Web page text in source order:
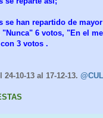
se han repartido de
6 votos, "En el
3 votos .
10-13 al 17-12-13.